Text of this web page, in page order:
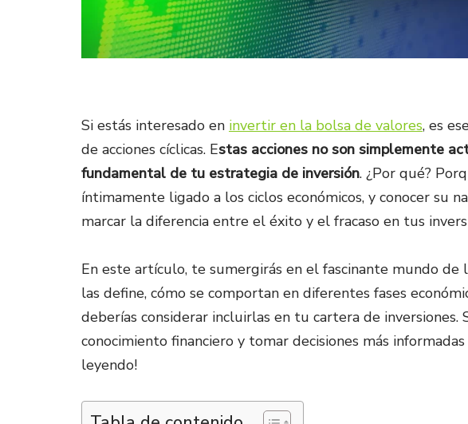
Si estás interesado en invertir en la bolsa de valores, es
de acciones cíclicas. Estas acciones no son simplemente
fundamental de tu estrategia de inversión. ¿Por qué?
íntimamente ligado a los ciclos económicos, y conocer su
marcar la diferencia entre el éxito y el fracaso en tus
En este artículo, te sumergirás en el fascinante mundo de
las define, cómo se comportan en diferentes fases
deberías considerar incluirlas en tu cartera de
conocimiento financiero y tomar decisiones más
leyendo!